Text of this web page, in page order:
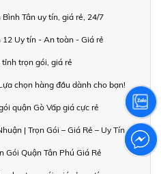
Tân uy tín, giá rẻ, 24/7
Uy tín - An toàn - Giá rẻ
trọn gói, giá rẻ
chọn hàng đầu dành cho bạn!
quận Gò Vấp giá cực rẻ
| Trọn Gói – Giá Rẻ – Uy Tín
Gói Quận Tân Phú Giá Rẻ